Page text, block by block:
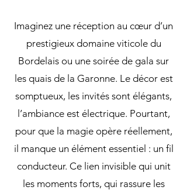
Imaginez une réception au cœur d’un
prestigieux domaine viticole du
Bordelais ou une soirée de gala sur
les quais de la Garonne. Le décor est
somptueux, les invités sont élégants,
l’ambiance est électrique. Pourtant,
pour que la magie opère réellement,
il manque un élément essentiel : un fil
conducteur. Ce lien invisible qui unit
les moments forts, qui rassure les